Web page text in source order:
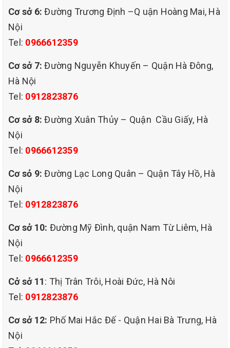
không được vệ sinh định kỳ, các vết bẩn này sẽ thấm
sâu vào bên trong khiến việc làm sạch trở nên khó
khăn hơn.
Bên cạnh đó, việc tích tụ nhiều bụi bẩn sẽ tạo điều
kiện thuận lợi để sinh ra các ổ vi khuẩn, gây ảnh
hưởng đến sức khỏe con người đặc biệt các bệnh về
Vệ sinh nệm thường xuyên giúp loại bỏ các vi khuẩn
Giúp kéo dài tuổi thọ của đệm
giảm chất lượng của nệm. Ngoài ra, mồ hôi và nước
uống thấm vào đệm trong một thời gian dài sẽ phá
hỏng kết cấu của các sợi vải hay bề mặt cao su của
nệm, làm giảm tuổi thọ của đệm.
Cơ sở 6: Đường Trương Định –Q uận Hoàng Mai, Hà
Nội
Tel: 0966612359
Cơ sở 7:Đường Nguyễn Khuyến – Quận Hà Đông,
Hà Nội
Tel: 0912823876
Cơ sở 8:Đường Xuân Thủy – Quận Cầu Giấy, Hà
Nội
Tel: 0966612359
Cơ sỏ 9: Đường Lạc Long Quân – Quận Tây Hồ, Hà
Nội
Tel: 0912823876
Cơ sở 10: Đường Mỹ Đình, quận Nam Từ Liêm, Hà
Nội
Tel: 0966612359
Cở sở 11: Thị Trân Trôi, Hoài Đức, Hà Nôi
Tel: 0912823876
Cơ sở 12: Phố Mai Hắc Đế - Quận Hai Bà Trưng, Hà
Nội